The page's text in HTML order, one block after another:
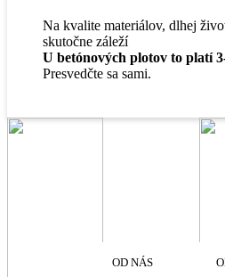
Na kvalite materiálov, dlhej
skutočne záleží
U betónových plotov to platí
Presvedčte sa sami.
OD NÁS